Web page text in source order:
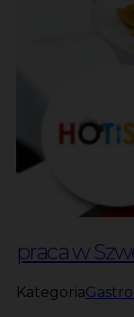
praca w
Kategoria